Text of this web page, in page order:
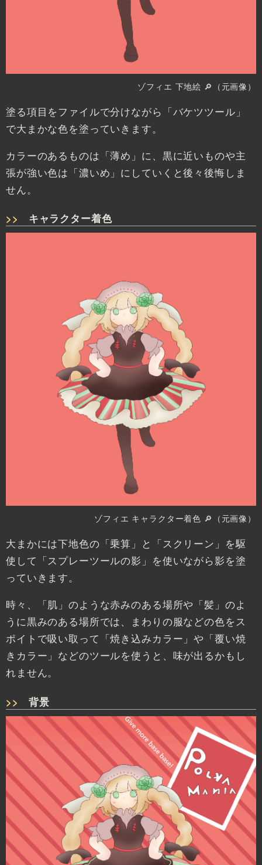
ゾフィエ 下地絵 🔎（元画像）
塗る項目をファイルで分けながら「バケツツール」
で大まかな色を塗っていきます。
カラーのあるものは「薄め」に、黒に近いものや主
張が強い色は「濃いめ」にしていくと後々後悔しま
せん。
キャラクター着色
ゾフィエ キャラクター着色 🔎（元画像）
大まかには下地色の「乗算」と「スクリーン」を駆
使して「スプレーツールの影」を使いながら影を塗
っていきます。
時々、「肌」のような赤みのある場所や「髪」のよ
うに黒みのある場所では、まわりの服などの色をス
ポイトで吸い取って「焼き込みカラー」や「覆い焼
きカラー」などのツールを使うと、味が出るかもし
れません。
背景